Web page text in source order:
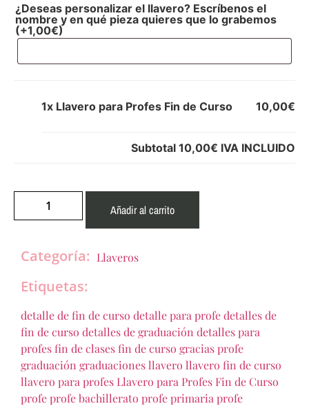
¿Deseas personalizar el llavero? Escríbenos el
nombre y en qué pieza quieres que lo grabemos
(+1,00€)
1x Llavero para Profes Fin de Curso 10,00€
Subtotal 10,00€ IVA INCLUIDO
Añadir al carrito
Categoría: Llaveros
Etiquetas:
detalle de fin de curso detalle para profedetalles de
fin de curso detalles de graduación detalles para
profesfin de clasesfin de curso gracias profe
graduación graduacionesllavero llavero fin de curso
llavero para profes Llavero para Profes Fin de Curso
profeprofe bachillerato profe primaria profe